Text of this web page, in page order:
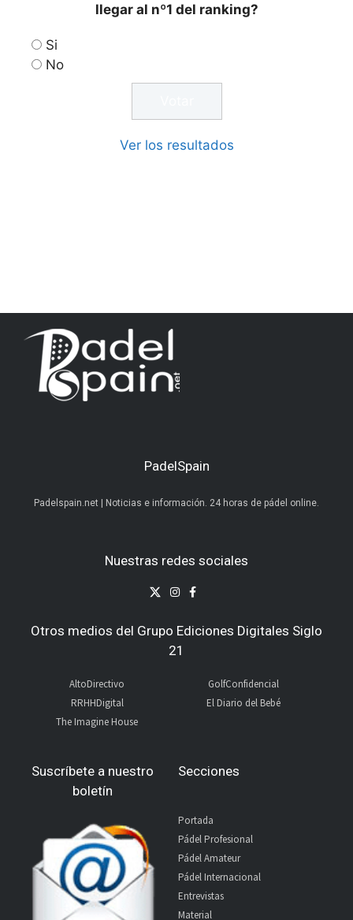
llegar al nº1 del ranking?
Si
No
Ver los resultados
PadelSpain
Padelspain.net | Noticias e información. 24 horas de pádel online.
Nuestras redes sociales
Otros medios del Grupo Ediciones Digitales Siglo
21
AltoDirectivo
RRHHDigital
The Imagine House
GolfConfidencial
El Diario del Bebé
Suscríbete a nuestro
boletín
Secciones
Portada
Pádel Profesional
Pádel Amateur
Pádel Internacional
Entrevistas
Material